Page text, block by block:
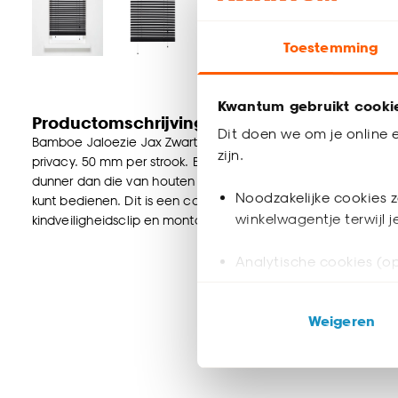
Toestemming
Kwantum gebruikt
Dit doen we om je online
zijn.
Noodzakelijke cookies
winkelwagentje terwijl
Analytische cookies
ook buiten de
Klik op ‘Ja, alles
Weigeren
Productomschrijving
Bamboe Jaloezie Jax Zwart met een mat gelakte
privacy. 50 mm per strook. Eenvoudig zelf te monteren aan
dunner dan die van houten jaloezieën. Dat betekent ook
kunt bedienen. Dit is een complete set incl. schroeven,
kindveiligheidsclip en montagehandleiding. Verkrijgbaar in